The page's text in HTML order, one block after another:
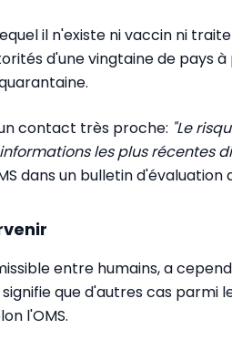
il n'existe ni vaccin ni
d'une vingtaine de pays à
contact très proche: "Le
les plus récentes
dans un bulletin d'évaluation
entre humains, a
que d'autres cas parmi
l'OMS.